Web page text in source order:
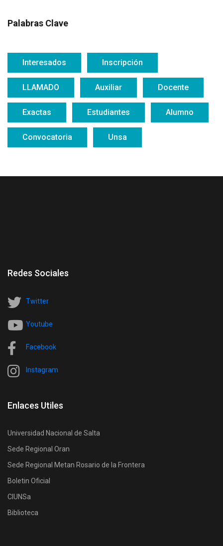
Palabras Clave
Interesados Inscripción
LLAMADO Auxiliar Docente
Exactas Estudiantes Alumno
Convocatoria Unsa
Redes Sociales
Twitter
Youtube
Facebook
Instagram
Enlaces Utiles
Universidad Nacional de Salta
Sede Regional Oran
Sede Regional Metan Rosario de la Frontera
Boletin Oficial
CIUNSa
Biblioteca